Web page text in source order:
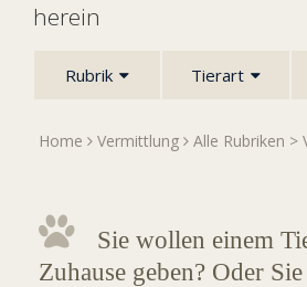
herein
Rubrik Tierart
Home Vermittlung Alle Rubriken >
Sie wollen einem
Zuhause geben? Oder